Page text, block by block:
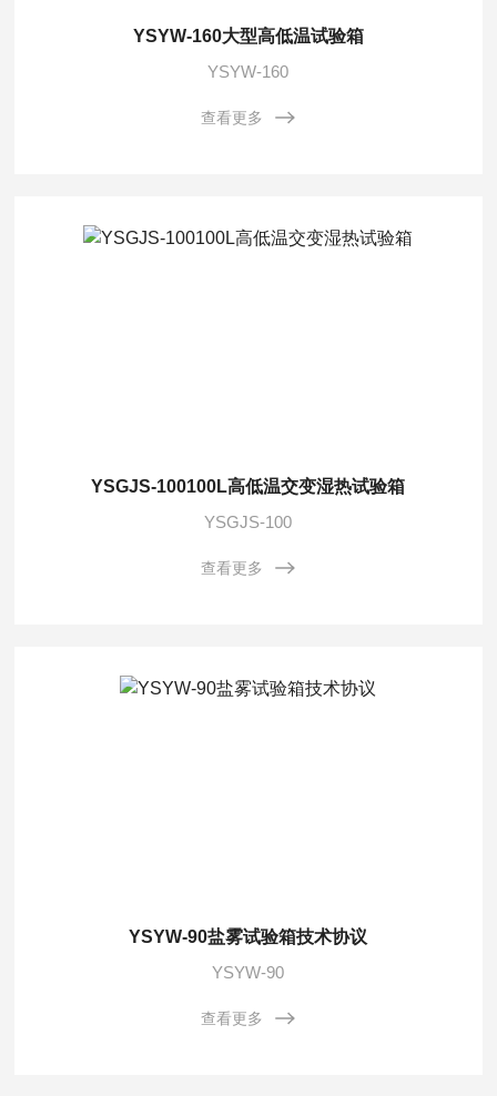
YSYW-160大型高低温试验箱
YSYW-160
查看更多
YSGJS-100100L高低温交变湿热试验箱
YSGJS-100
查看更多
YSYW-90盐雾试验箱技术协议
YSYW-90
查看更多